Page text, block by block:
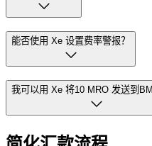
能否使用 Xe 设置费率警报？
我可以用 Xe 将10 MRO 发送到